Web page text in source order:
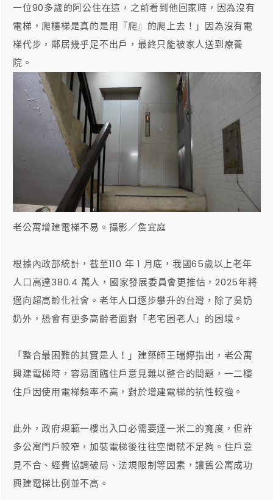
一位90多歲的阿公住在這，之前看到他回家時，因為沒有
電梯，爬樓梯是真的是用『爬』的爬上去！」因為沒有電
梯代步，鄰居幾乎足不出戶，最終只能被家人送到療養
院。
老公寓增建電梯不易。攝影／詹宜庭
根據內政部統計，截至110 年 1 月底，我國65歲以上老年
人口高達380.4 萬人，國家發展委員會更推估，2025年將
邁向超高齡化社會。老年人口逐步攀升的台灣，除了吳奶
奶外，恐會有更多高齡者面對「老宅困老人」的困境。
「整合最困難的其實是人！」建築師王瑞婷指出，老公寓
興建電梯時，容易面臨住戶意見難以整合的問題，一二樓
住戶因使用電梯頻率不高，對於增建電梯的抗性較強。
此外，政府規範一樓出入口必需要達一米二的寬度，但許
多公寓門戶較窄，加裝電梯後往往空間就不足夠。住戶意
見不合、經費協調破局、法規限制等因素，讓舊公寓成功
興建電梯比例並不高。